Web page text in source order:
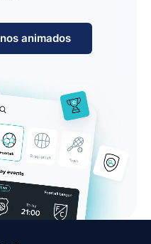
animados